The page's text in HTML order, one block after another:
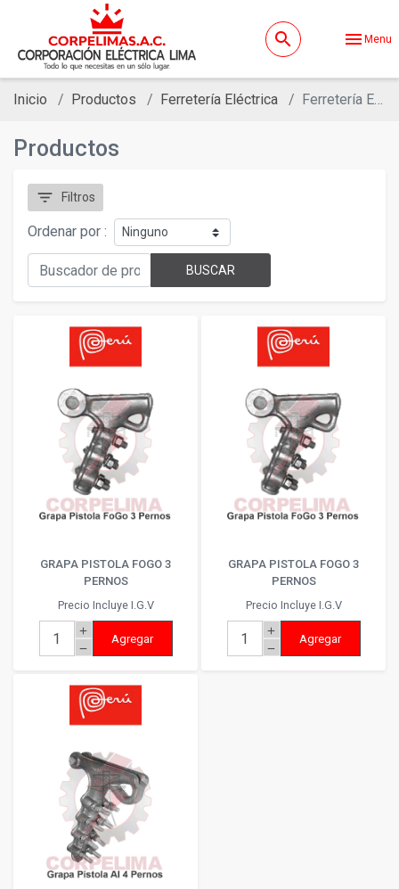
search menu Menu
Inicio Productos Ferretería Eléctrica Ferretería Eléctrica - Conductores
Productos
filter_list Filtros
Ordenar por :
BUSCAR
GRAPA PISTOLA FOGO 3
PERNOS
Precio Incluye I.G.V
add
remove
Agregar
GRAPA PISTOLA FOGO 3
PERNOS
Precio Incluye I.G.V
add
remove
Agregar